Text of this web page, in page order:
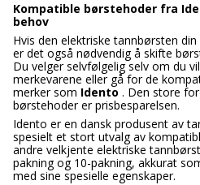
Kompatible børstehoder fra
behov
Hvis den elektriske tannbørsten
er det også nødvendig å skifte
Du velger selvfølgelig selv om du
merkevarene eller gå for de
merker som Idento . Den store
børstehoder er prisbesparelsen.
Idento er en dansk produsent av
spesielt et stort utvalg av
andre velkjente elektriske
pakning og 10-pakning, akkurat
med sine spesielle egenskaper.